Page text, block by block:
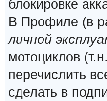
блокировке
В Профиле (в
личной
мотоциклов
перечислить
сделать в